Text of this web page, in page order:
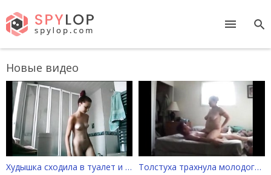
Новые видео
Худышка сходила в туалет и приняла душ Толстуха трахнула молодого соседа